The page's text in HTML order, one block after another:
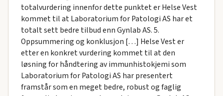
totalvurdering innenfor dette punktet er Helse Vest
kommet til at Laboratorium for Patologi AS har et
totalt sett bedre tilbud enn Gynlab AS. 5.
Oppsummering og konklusjon […] Helse Vest er
etter en konkret vurdering kommet til at den
løsning for håndtering av immunhistokjemi som
Laboratorium for Patologi AS har presentert
framstår som en meget bedre, robust og faglig